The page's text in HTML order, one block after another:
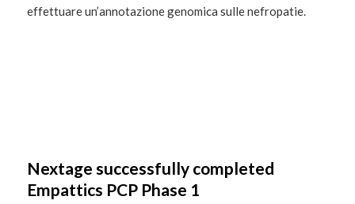
effettuare un’annotazione genomica sulle nefropatie.
Nextage successfully completed
Empattics PCP Phase 1